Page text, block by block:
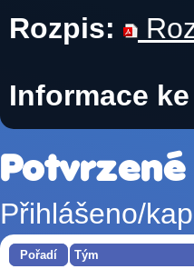
Rozpis:
Informace
Přihlášeno/
Pořadí
Tým